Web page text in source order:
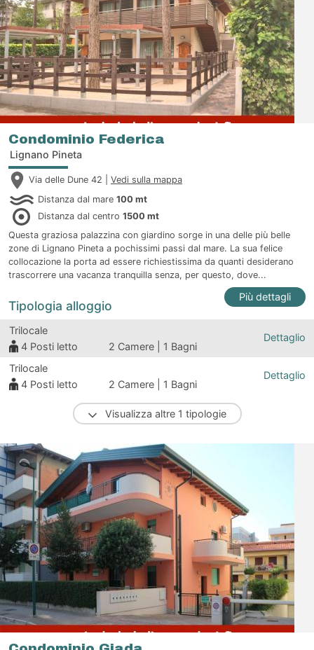
Condominio Federica
Lignano Pineta
Via delle Dune 42 | Vedi sulla mappa
Distanza dal mare 100 mt
Distanza dal centro 1500 mt
Questa graziosa palazzina con giardino sorge in una delle più belle
zone di Lignano Pineta a pochissimi passi dal mare. La sua felice
collocazione la porta ad essere richiestissima da quanti desiderano
trascorrere una vacanza tranquilla senza, per questo, dove...
Più dettagli
Tipologia alloggio
Trilocale
4 Posti letto 2 Camere | 1 Bagni
Dettaglio
Trilocale
4 Posti letto 2 Camere | 1 Bagni
Dettaglio
Visualizza altre 1 tipologie